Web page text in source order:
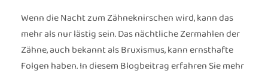
Wenn die Nacht zum Zähneknirschen wird, kann das
mehr als nur lästig sein. Das nächtliche Zermahlen der
Zähne, auch bekannt als Bruxismus, kann ernsthafte
Folgen haben. In diesem Blogbeitrag erfahren Sie mehr